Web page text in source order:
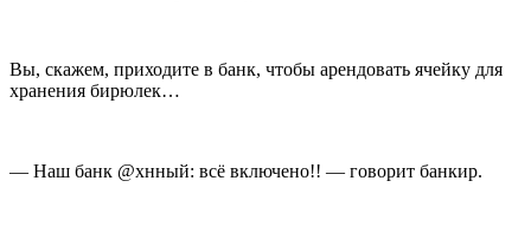
Вы, скажем, приходите в банк, чтобы арендовать ячейку для
хранения бирюлек…
— Наш банк @хнный: всё включено!! — говорит банкир.